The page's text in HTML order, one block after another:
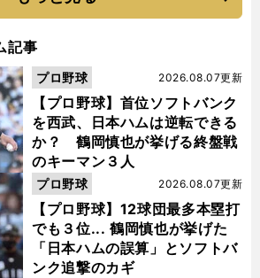
記事
【プロ野球】首位ソフトバンク
を西武、日本ハムは逆転できる
か？ 鶴岡慎也が挙げる終盤戦
のキーマン３人
2026.08.07更新
プロ野球
【プロ野球】12球団最多本塁打
でも３位... 鶴岡慎也が挙げた
「日本ハムの誤算」とソフトバ
ンク追撃のカギ
2026.08.07更新
プロ野球